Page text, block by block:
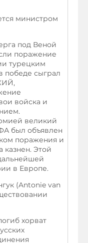
министром
под Веной
поражение
турецким
победе сыграл
войска и
великий
был объявлен
поражения и
казнен. Этой
в Европе.
(Antonie van
хорват